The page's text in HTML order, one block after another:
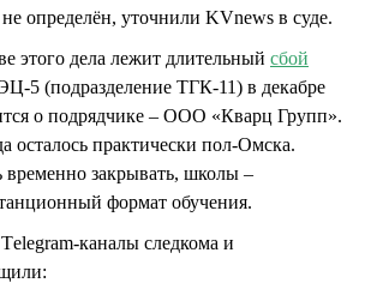
определён, уточнили KVnews в суде.
этого дела лежит длительный сбой
5 (подразделение ТГК-11) в декабре
о подрядчике – ООО «Кварц Групп».
осталось практически пол-Омска.
закрывать, школы –
формат обучения.
каналы следкома и